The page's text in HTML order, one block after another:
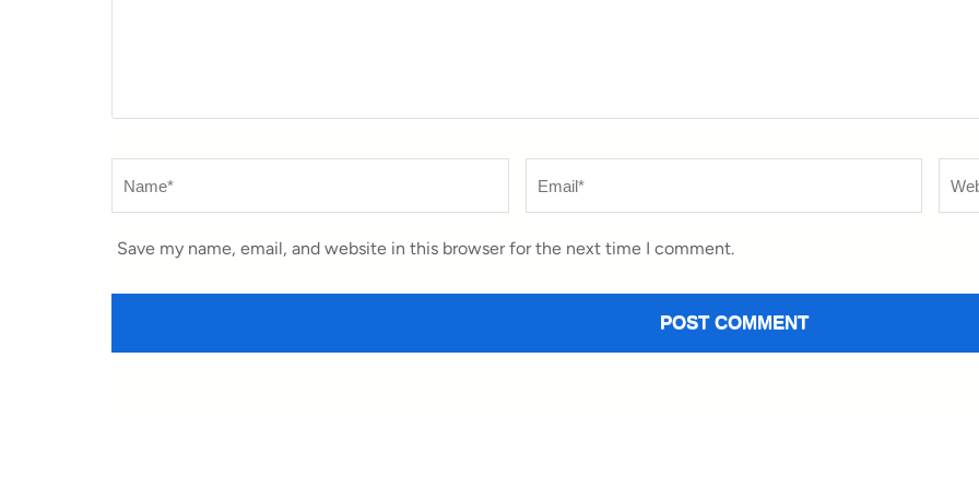
Name Email *
Save my name, email, and website in this browser for the next time I comment.